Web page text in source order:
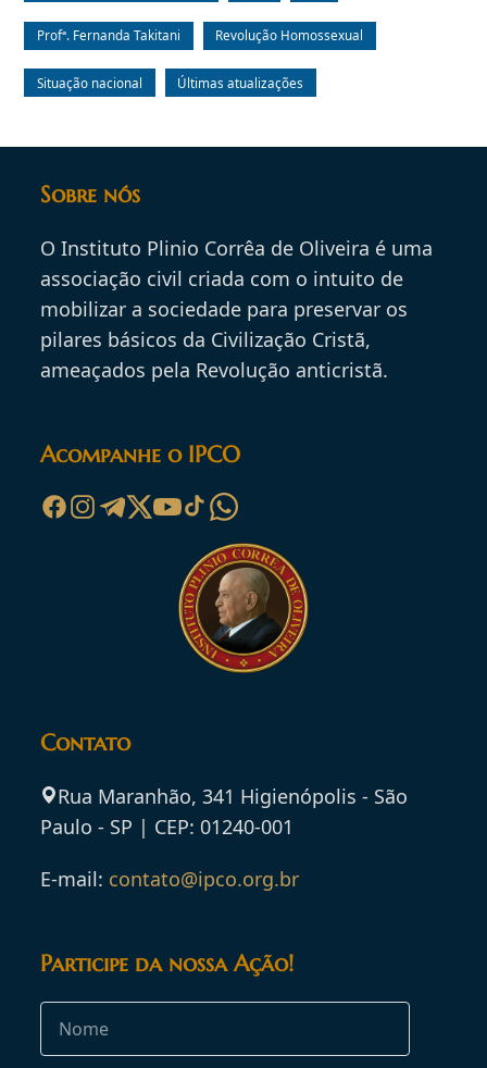
Profª. Fernanda Takitani Revolução Homossexual
Situação nacional Últimas atualizações
Sobre nós
O Instituto Plinio Corrêa de Oliveira é uma
associação civil criada com o intuito de
mobilizar a sociedade para preservar os
pilares básicos da Civilização Cristã,
ameaçados pela Revolução anticristã.
Acompanhe o IPCO
Contato
Rua Maranhão, 341 Higienópolis - São
Paulo - SP | CEP: 01240-001
E-mail: contato@ipco.org.br
Participe da nossa Ação!